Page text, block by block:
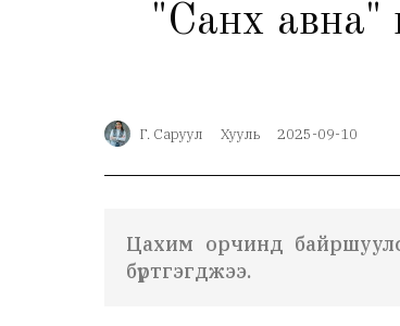
"Санхүү
Г. Саруул Хууль 2025-09-10
Цахим орчинд
бүртгэгджээ.